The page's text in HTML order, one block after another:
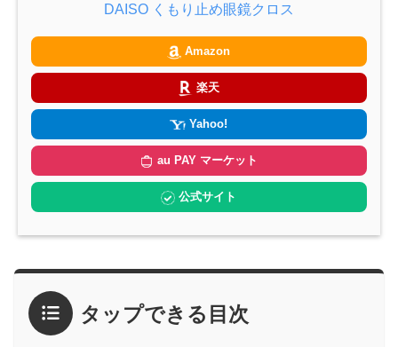
DAISO くもり止め眼鏡クロス
Amazon
楽天
Yahoo!
au PAY マーケット
公式サイト
タップできる目次